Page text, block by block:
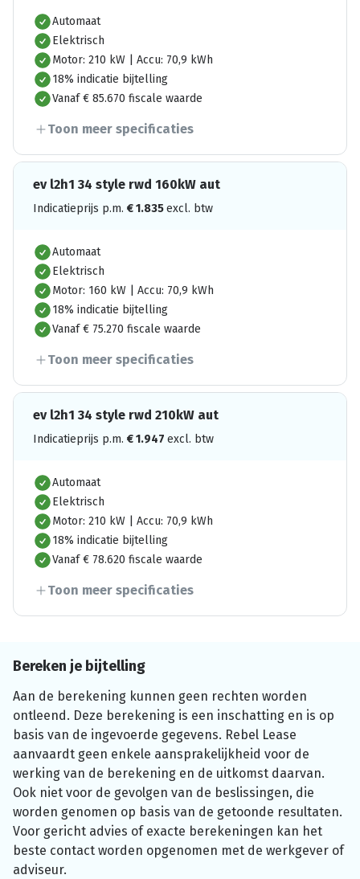
Automaat
Elektrisch
Motor: 210 kW | Accu: 70,9 kWh
18% indicatie bijtelling
Vanaf € 85.670 fiscale waarde
Toon meer specificaties
ev l2h1 34 style rwd 160kW aut
Indicatieprijs p.m. €1.835excl. btw
Automaat
Elektrisch
Motor: 160 kW | Accu: 70,9 kWh
18% indicatie bijtelling
Vanaf € 75.270 fiscale waarde
Toon meer specificaties
ev l2h1 34 style rwd 210kW aut
Indicatieprijs p.m. €1.947 excl. btw
Automaat
Elektrisch
Motor: 210 kW | Accu: 70,9 kWh
18% indicatie bijtelling
Vanaf € 78.620 fiscale waarde
Toon meer specificaties
Bereken je bijtelling
Aan de berekening kunnen geen rechten worden
ontleend. Deze berekening is een inschatting en is op
basis van de ingevoerde gegevens. Rebel Lease
aanvaardt geen enkele aansprakelijkheid voor de
werking van de berekening en de uitkomst daarvan.
Ook niet voor de gevolgen van de beslissingen, die
worden genomen op basis van de getoonde resultaten.
Voor gericht advies of exacte berekeningen kan het
beste contact worden opgenomen met de werkgever of
adviseur.